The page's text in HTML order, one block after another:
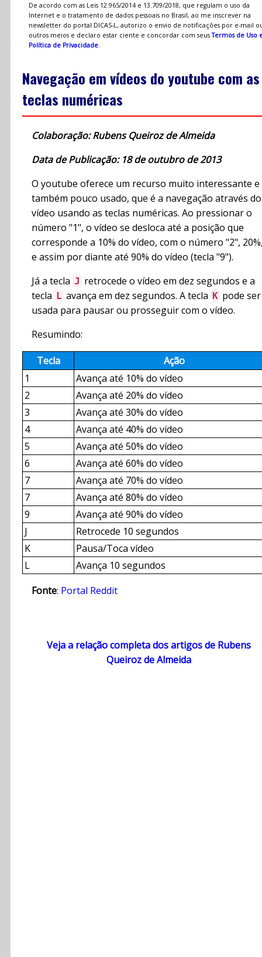
De acordo com as Leis 12.965/2014 e 13.709/2018, que regulam o uso da
Internet e o tratamento de dados pessoais no Brasil, ao me inscrever na
newsletter do portal DICAS-L, autorizo o envio de notificações por e-mail
outros meios e declaro estar ciente e concordar com seusTermos de Uso
Política de Privacidade.
Navegação em vídeos do youtube com as
teclas numéricas
Colaboração: Rubens Queiroz de Almeida
Data de Publicação: 18 de outubro de 2013
O youtube oferece um recurso muito interessante e
também pouco usado, que é a navegação através do
vídeo usando as teclas numéricas. Ao pressionar o
número "1", o vídeo se desloca até a posição que
corresponde a 10% do vídeo, com o número "2",
e assim por diante até 90% do vídeo (tecla "9").
Já a tecla J retrocede o vídeo em dez segundos e a
tecla
L avança em dez segundos. A tecla K pode ser
usada para pausar ou prosseguir com o vídeo.
Resumindo:
Tecla
Ação
1
Avança até 10% do vídeo
2
Avança até 20% do vídeo
3
Avança até 30% do vídeo
4
Avança até 40% do vídeo
5
Avança até 50% do vídeo
6
Avança até 60% do vídeo
7
Avança até 70% do vídeo
7
Avança até 80% do vídeo
9
Avança até 90% do vídeo
J
Retrocede 10 segundos
K
Pausa/Toca vídeo
L
Avança 10 segundos
Fonte: Portal Reddit
Veja a relação completa dos artigos de Rubens
Queiroz de Almeida